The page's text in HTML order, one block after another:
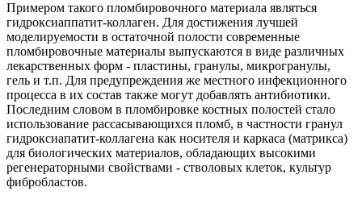
Примером такого пломбировочного материала являться
гидроксиаппатит-коллаген. Для достижения лучшей
моделируемости в остаточной полости современные
пломбировочные материалы выпускаются в виде различных
лекарственных форм - пластины, гранулы, микрогранулы,
гель и т.п. Для предупреждения же местного инфекционного
процесса в их состав также могут добавлять антибиотики.
Последним словом в пломбировке костных полостей стало
использование рассасывающихся пломб, в частности гранул
гидроксиапатит-коллагена как носителя и каркаса (матрикса)
для биологических материалов, обладающих высокими
регенераторными свойствами - стволовых клеток, культур
фибробластов.